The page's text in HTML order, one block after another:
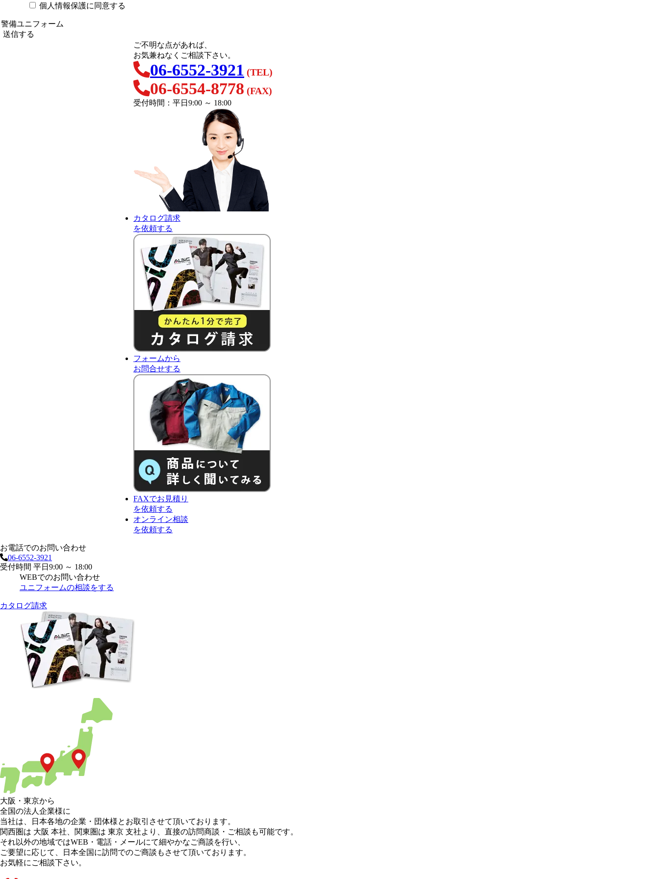
個人情報保護に同意する
ご不明な点があれば、
お気兼ねなくご相談下さい。
06-6552-3921 (TEL)
06-6554-8778 (FAX)
受付時間：平日9:00 ～ 18:00
カタログ請求
を依頼する
フォームから
お問合せする
FAXでお見積り
を依頼する
オンライン相談
を依頼する
お電話でのお問い合わせ
06-6552-3921
受付時間 平日9:00 ～ 18:00
WEBでのお問い合わせ
ユニフォームの相談をする
カタログ請求
大阪 ・ 東京から
全国の法人企業様に
当社は、日本各地の企業・団体様とお取引させて頂いております。
関西圏は 大阪 本社
関東圏は 東京 支社より、直接の訪問商談・ご相談も可能です。
それ以外の地域ではWEB・電話・メールにて細やかなご商談を行い、
ご要望に応じて、日本全国に訪問でのご商談もさせて頂いております。
お気軽にご相談下さい。